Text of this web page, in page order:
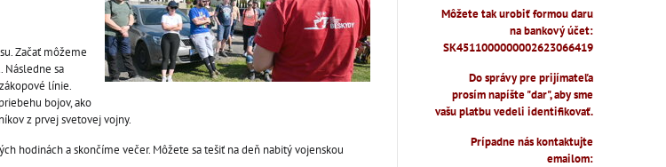
Začať môžeme
Následne sa
línie.
bojov, ako
z prvej svetovej vojny.
hodinách a skončíme večer. Môžete sa tešiť na deň nabitý vojenskou
Môžete tak urobiť formou daru
na bankový účet:
SK4511000000002623066419
Do správy pre prijímateľa
prosím napíšte "dar", aby sme
vašu platbu vedeli identifikovať.
Prípadne nás kontaktujte
emailom: